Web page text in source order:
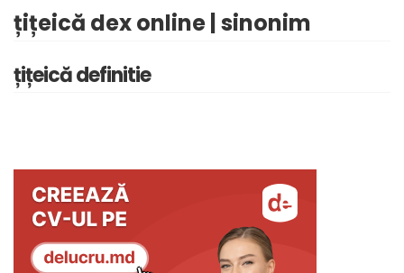
țițeică dex online | sinonim
țițeică definitie